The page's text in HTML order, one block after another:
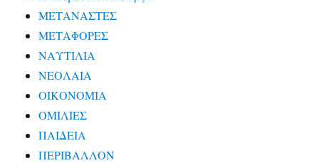
ΜΕΤΑΝΑΣΤΕΣ
ΜΕΤΑΦΟΡΕΣ
ΝΑΥΤΙΛΙΑ
ΝΕΟΛΑΙΑ
ΟΙΚΟΝΟΜΙΑ
ΟΜΙΛΙΕΣ
ΠΑΙΔΕΙΑ
ΠΕΡΙΒΑΛΛΟΝ